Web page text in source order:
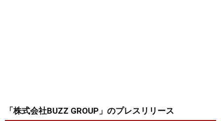
「株式会社BUZZ GROUP」 のプレスリリース